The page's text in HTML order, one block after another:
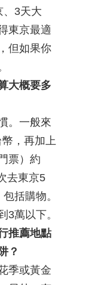
、3天大
東京最適
但如果你
大概要多
。一般來
，再加上
票）約
去東京5
括購物。
3萬以下。
推薦地點
？
季或黃金